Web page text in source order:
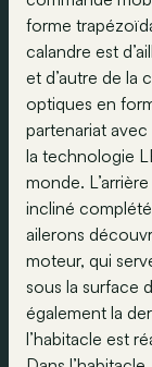
forme
calandre est
et d’autre de la
optiques en
partenariat
la technologie
monde.
incliné
ailerons
moteur, qui
sous la surface
également la
l’habitacle est